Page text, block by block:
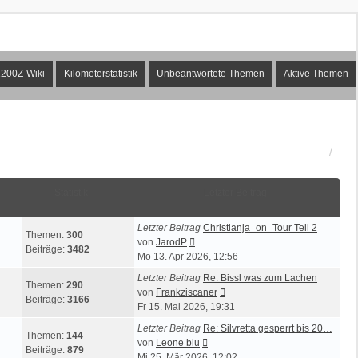
Wiki Kilometerstatistik Unbeantwortete Themen Aktive Themen
Themen: 300
Beiträge: 3482
Letzter Beitrag Christianja_on_Tour Teil 2
von JarodP
Beitrag
Mo 13. Apr 2026, 12:56
Themen: 290
Beiträge: 3166
Letzter Beitrag Re: Bissl was zum Lachen
von Frankziscaner
Beitrag
Fr 15. Mai 2026, 19:31
Themen: 144
Beiträge: 879
Letzter Beitrag Re: Silvretta gesperrt bis 20…
von Leone blu